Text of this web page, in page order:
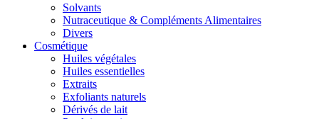
Solvants
Nutraceutique & Compléments Alimentaires
Divers
Cosmétique
Huiles végétales
Huiles essentielles
Extraits
Exfoliants naturels
Dérivés de lait